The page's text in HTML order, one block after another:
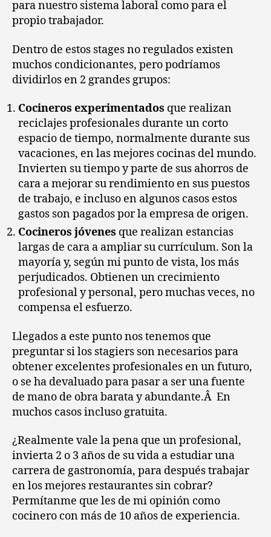
para nuestro sistema laboral como para el
propio trabajador.
Dentro de estos stages no regulados existen
muchos condicionantes, pero podríamos
dividirlos en 2 grandes grupos:
Cocineros experimentados que realizan
reciclajes profesionales durante un corto
espacio de tiempo, normalmente durante sus
vacaciones, en las mejores cocinas del mundo.
Invierten su tiempo y parte de sus ahorros de
cara a mejorar su rendimiento en sus puestos
de trabajo, e incluso en algunos casos estos
gastos son pagados por la empresa de origen.
Cocineros jóvenes que realizan estancias
largas de cara a ampliar su currículum. Son la
mayoría y, según mi punto de vista, los más
perjudicados. Obtienen un crecimiento
profesional y personal, pero muchas veces, no
compensa el esfuerzo.
Llegados a este punto nos tenemos que
preguntar si los stagiers son necesarios para
obtener excelentes profesionales en un futuro,
o se ha devaluado para pasar a ser una fuente
de mano de obra barata y abundante.Â En
muchos casos incluso gratuita.
¿Realmente vale la pena que un profesional,
invierta 2 o 3 años de su vida a estudiar una
carrera de gastronomía, para después trabajar
en los mejores restaurantes sin cobrar?
Permítanme que les de mi opinión como
cocinero con más de 10 años de experiencia.